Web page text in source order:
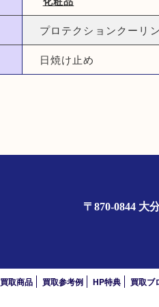
プロテクションクーリ
日焼け止め
〒870-0844 大
買取商品 買取参考例 HP特典 買取ブ